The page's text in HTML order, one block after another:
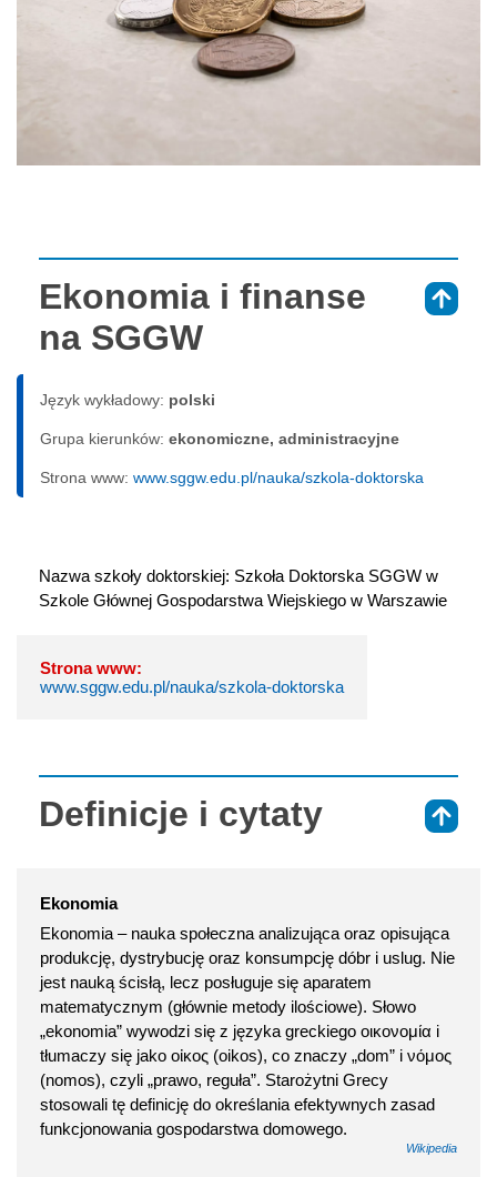
Ekonomia i finanse
na SGGW
Język wykładowy: polski
Grupa kierunków: ekonomiczne, administracyjne
Strona www: www.sggw.edu.pl/nauka/szkola-doktorska
Nazwa szkoły doktorskiej: Szkoła Doktorska SGGW w
Szkole Głównej Gospodarstwa Wiejskiego w Warszawie
Strona www:
www.sggw.edu.pl/nauka/szkola-doktorska
Definicje i cytaty
Ekonomia
Ekonomia – nauka społeczna analizująca oraz opisująca
produkcję, dystrybucję oraz konsumpcję dóbr i uslug. Nie
jest nauką ścisłą, lecz posługuje się aparatem
matematycznym (głównie metody ilościowe). Słowo
„ekonomia” wywodzi się z języka greckiego οικονομία i
tłumaczy się jako οἰκος (oikos), co znaczy „dom” i νόμος
(nomos), czyli „prawo, reguła”. Starożytni Grecy
stosowali tę definicję do określania efektywnych zasad
funkcjonowania gospodarstwa domowego.
Wikipedia